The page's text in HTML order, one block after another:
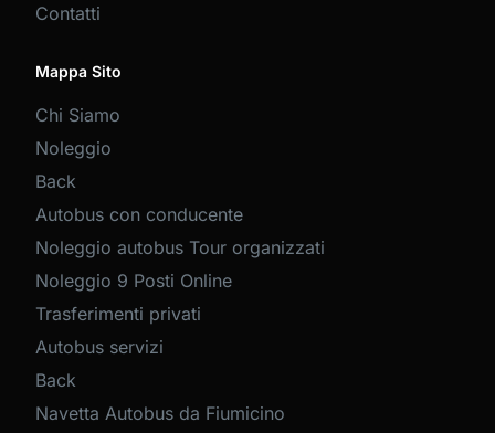
Contatti
Mappa Sito
Chi Siamo
Noleggio
Back
Autobus con conducente
Noleggio autobus Tour organizzati
Noleggio 9 Posti Online
Trasferimenti privati
Autobus servizi
Back
Navetta Autobus da Fiumicino